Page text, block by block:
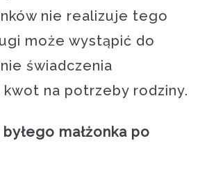
nie realizuje tego
może wystąpić do
świadczenia
na potrzeby rodziny.
małżonka po